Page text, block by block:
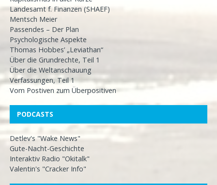
Landesamt f. Finanzen (SHAEF)
Mentsch Meier
Passendes – Der Plan
Psychologische Aspekte
Thomas Hobbes’ „Leviathan“
Über die Grundrechte, Teil 1
Über die Weltanschauung
Verfassungen, Teil 1
Vom Postiven zum Überpositiven
PODCASTS
Detlev's "Wake News"
Gute-Nacht-Geschichte
Interaktiv Radio "Okitalk"
Valentin's "Cracker Info"